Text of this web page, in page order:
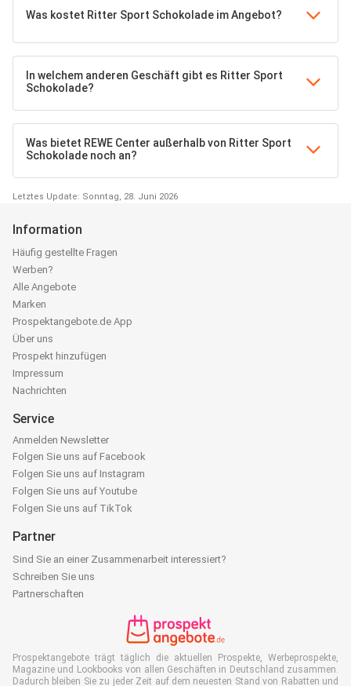
Was kostet Ritter Sport Schokolade im Angebot?
In welchem anderen Geschäft gibt es Ritter Sport
Schokolade?
Was bietet REWE Center außerhalb von Ritter Sport
Schokolade noch an?
Letztes Update: Sonntag, 28. Juni 2026
Information
Häufig gestellte Fragen
Werben?
Alle Angebote
Marken
Prospektangebote.de App
Über uns
Prospekt hinzufügen
Impressum
Nachrichten
Service
Anmelden Newsletter
Folgen Sie uns auf Facebook
Folgen Sie uns auf Instagram
Folgen Sie uns auf Youtube
Folgen Sie uns auf TikTok
Partner
Sind Sie an einer Zusammenarbeit interessiert?
Schreiben Sie uns
Partnerschaften
Prospektangebote trägt täglich die aktuellen Prospekte, Werbeprospekte,
Magazine und Lookbooks von allen Geschäften in Deutschland zusammen.
Dadurch bleiben Sie zu jeder Zeit auf dem neuesten Stand von Rabatten und